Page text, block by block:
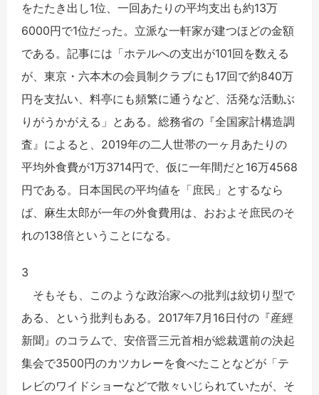
をたたき出し1位、一回あたりの平均支出も約13万
6000円で1位だった。立派な一軒家が建つほどの金額
である。記事には「ホテルへの支出が101回を数える
が、東京・六本木の会員制クラブにも17回で約840万
円を支払い、料亭にも頻繁に通うなど、活発な活動ぶ
りがうかがえる」とある。総務省の『全国家計構造調
査』によると、2019年の二人世帯の一ヶ月あたりの
平均外食費が1万3714円で、仮に一年間だと16万4568
円である。日本国民の平均値を「庶民」とするなら
ば、麻生太郎が一年の外食費用は、おおよそ庶民のそ
れの138倍ということになる。
3
そもそも、このような政治家への批判は紋切り型で
ある、という批判もある。2017年7月16日付の『産經
新聞』のコラムで、安倍晋三元首相が総裁選前の決起
集会で3500円のカツカレーを食べたことなどが「テ
レビのワイドショーなどで散々いじられていたが、そ